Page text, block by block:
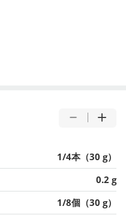
1/4本（30 g）
0.2 g
1/8個（30 g）